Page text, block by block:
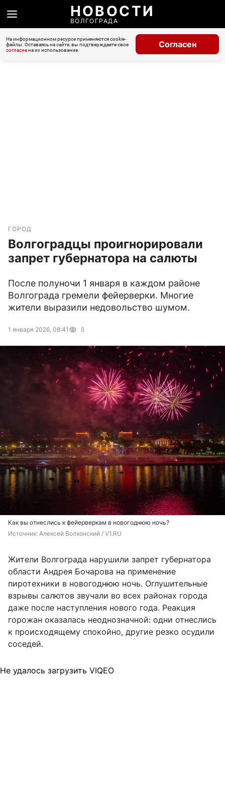
НОВОСТИ
ВОЛГОГРАДА
На информационном ресурсе применяются cookie-
файлы. Оставаясь на сайте, вы подтверждаете свое
согласиена их использование.
Согласен
ГОРОД
Волгоградцы проигнорировали
запрет губернатора на салюты
После полуночи 1 января в каждом районе
Волгограда гремели фейерверки. Многие
жители выразили недовольство шумом.
1 января 2026, 08:41 5
Как вы отнеслись к фейерверкам в новогоднюю ночь?
Источник: Алексей Волхонский / V1.RU
Жители Волгограда нарушили запрет губернатора
области Андрея Бочарова на применение
пиротехники в новогоднюю ночь. Оглушительные
взрывы салютов звучали во всех районах города
даже после наступления нового года. Реакция
горожан оказалась неоднозначной: одни отнеслись
к происходящему спокойно, другие резко осудили
соседей.
Не удалось загрузить VIQEO